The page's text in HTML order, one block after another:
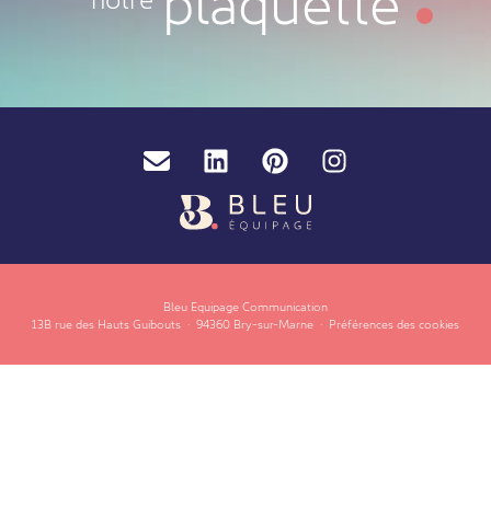
Email LinkedInPinterestInstagram
Bleu Equipage Communication
13B rue des Hauts Guibouts · 94360 Bry-sur-Marne · Préférences des cookies